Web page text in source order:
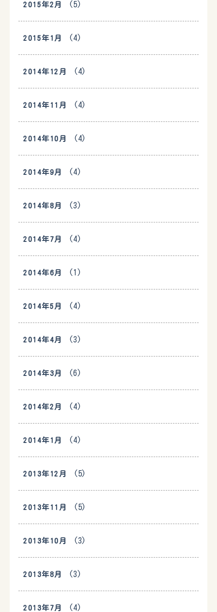
2015年2月 (5)
2015年1月 (4)
2014年12月 (4)
2014年11月 (4)
2014年10月 (4)
2014年9月 (4)
2014年8月 (3)
2014年7月 (4)
2014年6月 (1)
2014年5月 (4)
2014年4月 (3)
2014年3月 (6)
2014年2月 (4)
2014年1月 (4)
2013年12月 (5)
2013年11月 (5)
2013年10月 (3)
2013年8月 (3)
2013年7月 (4)